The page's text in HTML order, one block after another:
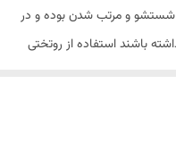
بدون آنزیم. عدم استفاده از
شستشو و مرتب شدن بوده و در
باشند استفاده از روتختی